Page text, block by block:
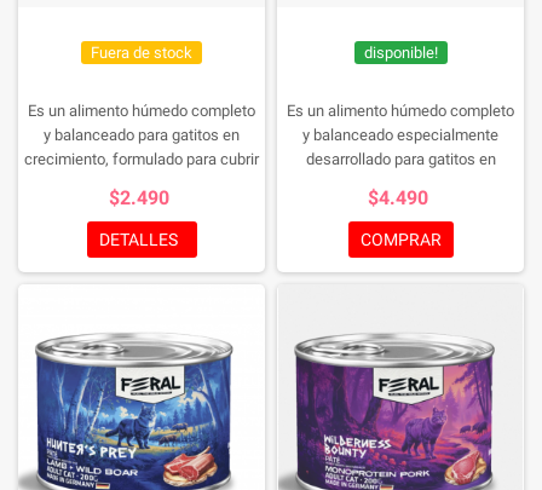
Fuera de stock
Es un alimento húmedo completo
y balanceado para gatitos en
crecimiento, formulado para cubrir
durante las etapas más
importantes de desarrollo. Su
receta combina pollo y salmón,
dos fuentes de proteína animal de
crecimiento muscular, el
desarrollo saludable y el bienestar
general de los gatitos desde el
destete hasta la edad adulta.
$2.490
DETALLES
disponible!
Es un alimento húmedo completo
y balanceado especialmente
desarrollado para gatitos en
pollo y salmón de alta calidad,
proporcionando proteínas
esenciales, grasas saludables y
sistema inmunológico durante las
primeras etapas de vida. Su
textura suave tipo paté y su
delicioso sabor favorecen una
excelente aceptación, incluso en
los gatitos más exigentes.
$4.490
COMPRAR